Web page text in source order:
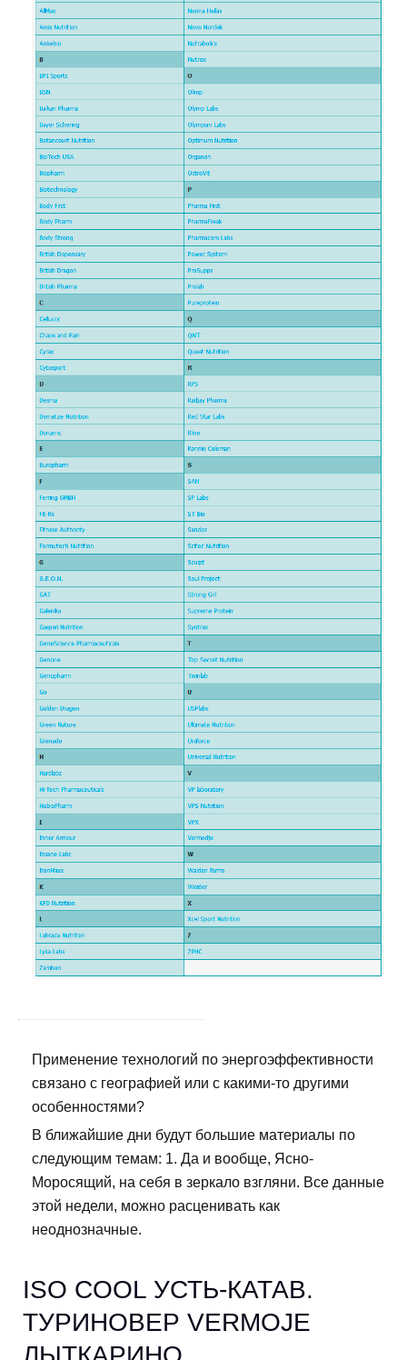
Применение технологий по энергоэффективности
связано с географией или с какими-то другими
особенностями?
В ближайшие дни будут большие материалы по
следующим темам: 1. Да и вообще, Ясно-
Моросящий, на себя в зеркало взгляни. Все данные
этой недели, можно расценивать как
неоднозначные.
ISO COOL УСТЬ-КАТАВ.
ТУРИНОВЕР VERMOJE